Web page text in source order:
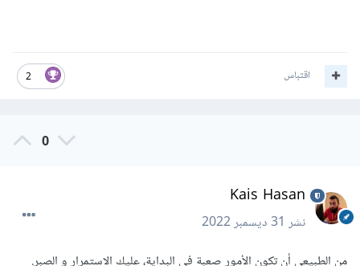
2 اقتباس
0
Kais Hasan
نشر31 ديسمبر 2022